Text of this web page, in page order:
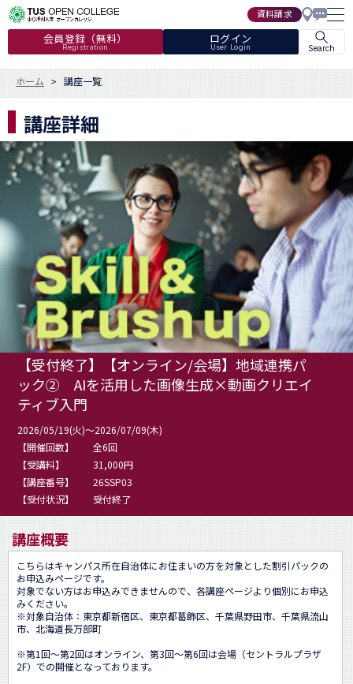
資料請求
会員登録（無料）
Registration
ログイン
User Login Search
ホーム 講座一覧
講座詳細
【受付終了】【オンライン/会場】地域連携パ
ック② AIを活用した画像生成×動画クリエイ
ティブ入門
2026/05/19(火)～2026/07/09(木)
【開催回数】
全6回
【受講料】
31,000円
【講座番号】
26SSP03
【受付状況】
受付終了
講座概要
こちらはキャンパス所在自治体にお住まいの方を対象とした割引パックの
お申込みページです。
対象でない方はお申込みできませんので、各講座ページより個別にお申込
みください。
※対象自治体：東京都新宿区、東京都葛飾区、千葉県野田市、千葉県流山
市、北海道長万部町
※第1回～第2回はオンライン、第3回～第6回は会場（セントラルプラザ
2F）での開催となっております。